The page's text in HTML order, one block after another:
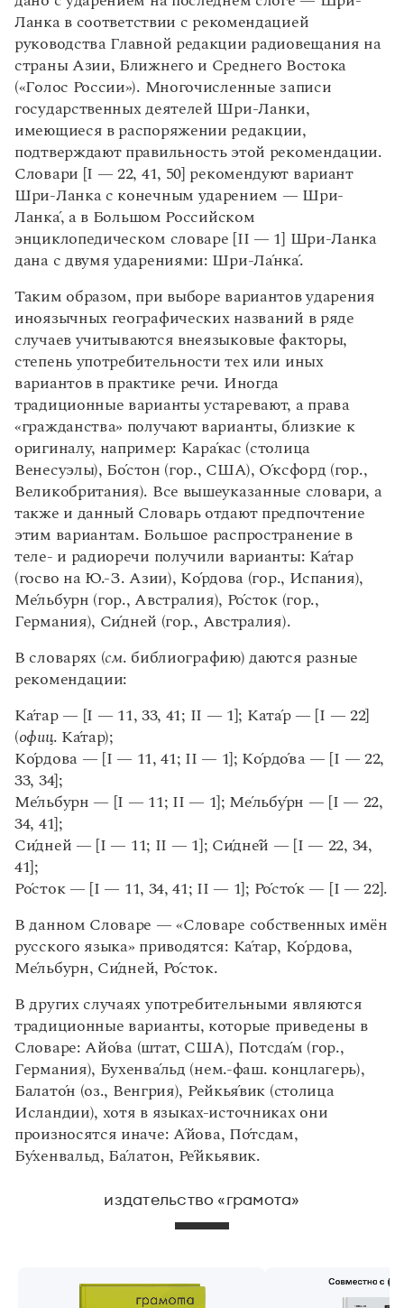
Ланка в соответствии с рекомендацией
руководства Главной редакции радиовещания на
страны Азии, Ближнего и Среднего Востока
(«Голос России»). Многочисленные записи
государственных деятелей Шри-Ланки,
имеющиеся в распоряжении редакции,
подтверждают правильность этой рекомендации.
Словари [I — 22, 41, 50] рекомендуют вариант
Шри-Ланка с конечным ударением — Шри-
Ланка́, а в Большом Российском
энциклопедическом словаре [II — 1] Шри-Ланка
дана с двумя ударениями: Шри-Ла́нка́.
Таким образом, при выборе вариантов ударения
иноязычных географических названий в ряде
случаев учитываются внеязыковые факторы,
степень употребительности тех или иных
вариантов в практике речи. Иногда
традиционные варианты устаревают, а права
«гражданства» получают варианты, близкие к
оригиналу, например: Кара́кас (столица
Венесуэлы), Бо́стон (гор., США), О́ксфорд (гор.,
Великобритания). Все вышеуказанные словари, а
также и данный Словарь отдают предпочтение
этим вариантам. Большое распространение в
теле- и радиоречи получили варианты: Ка́тар
(гос­во на Ю.-З. Азии), Ко́рдова (гор., Испания),
Ме́льбурн (гор., Австралия), Ро́сток (гор.,
Германия), Си́дней (гор., Австралия).
В словарях (см. библиографию) даются разные
рекомендации:
Ка́тар — [I — 11, 33, 41; II — 1]; Ката́р — [I — 22]
(офиц. Ка́тар);
Ко́рдова — [I — 11, 41; II — 1]; Ко́рдо́ва — [I — 22,
33, 34];
Ме́льбурн — [I — 11; II — 1]; Ме́льбу́рн — [I — 22,
34, 41];
Си́дней — [I — 11; II — 1]; Си́дне́й — [I — 22, 34,
41];
Ро́сток — [I — 11, 34, 41; II — 1]; Ро́сто́к — [I — 22].
В данном Словаре — «Словаре собственных имён
русского языка» приводятся: Ка́тар, Ко́рдова,
Ме́льбурн, Си́дней, Ро́сток.
В других случаях употребительными являются
традиционные варианты, которые приведены в
Словаре: Айо́ва (штат, США), Потсда́м (гор.,
Германия), Бухенва́льд (нем.-фаш. концлагерь),
Балато́н (оз., Венгрия), Рейкья́вик (столица
Исландии), хотя в языках-источниках они
произносятся иначе: А́йова, По́тсдам,
Бу́хенвальд, Ба́латон, Ре́йкьявик.
издательство «грамота»